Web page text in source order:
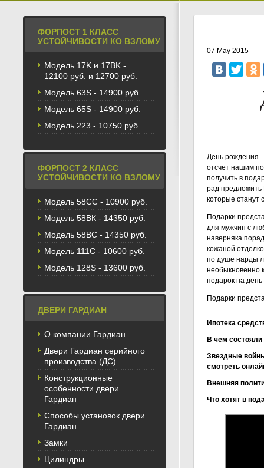
ФОРПОСТ 1 КЛАСС
УСТОЙЧИВОСТИ КО ВЗЛОМУ
Модель 17K и 17BK -
12100 руб. и 12700 руб.
Модель 63S - 14900 руб.
Модель 65S - 14900 руб.
Модель 223 - 10750 руб.
ФОРПОСТ 2 КЛАСС
УСТОЙЧИВОСТИ КО ВЗЛОМУ
Модель 58CС - 10900 руб.
Модель 58BК - 14350 руб.
Модель 58ВС - 14350 руб.
Модель 111С - 10600 руб.
Модель 128S - 13600 руб.
ДВЕРИ ГАРДИАН
О компании Гардиан
Двери Гардиан серийного
производства (ДС)
Конструкционные
особенности двери
Гардиан
Способы установок двери
Гардиан
Замки
Цилиндры
07 May 2015
День рождения
отсчет нашим
получить в
рад
которые станут
Подарки
для мужчин с
наверняка
кожаной
по душе нарды
необыкновенно
подарок на
Подарки
Ипотека
В чем
Звездные
смотреть
Внешняя
Что хотят в
Подарок
Подарки
Что
Подарок,
Что
Что
Сценарий
Что
Что подарить
Какие
Подарки
Что
Что
Вкусные
Детский
Меню на
Как
Решаем
Торт на